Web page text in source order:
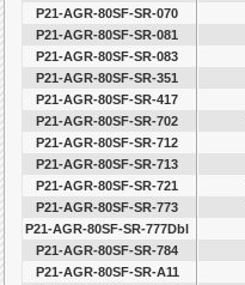
P21-AGR-80SF-SR-070
P21-AGR-80SF-SR-081
P21-AGR-80SF-SR-083
P21-AGR-80SF-SR-351
P21-AGR-80SF-SR-417
P21-AGR-80SF-SR-702
P21-AGR-80SF-SR-712
P21-AGR-80SF-SR-713
P21-AGR-80SF-SR-721
P21-AGR-80SF-SR-773
P21-AGR-80SF-SR-777Dbl
P21-AGR-80SF-SR-784
P21-AGR-80SF-SR-A11